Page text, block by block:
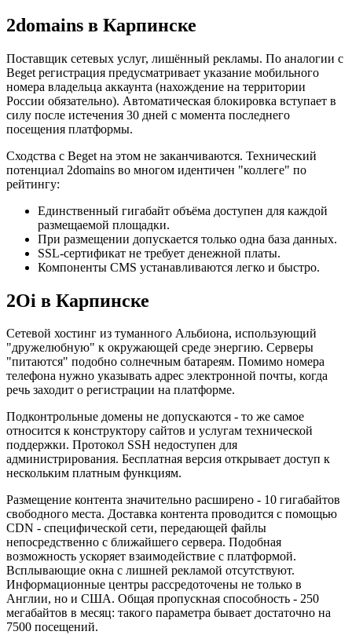
2domains в Карпинске
Поставщик сетевых услуг, лишённый рекламы. По аналогии с
Beget регистрация предусматривает указание мобильного
номера владельца аккаунта (нахождение на территории
России обязательно). Автоматическая блокировка вступает в
силу после истечения 30 дней с момента последнего
посещения платформы.
Сходства с Beget на этом не заканчиваются. Технический
потенциал 2domains во многом идентичен "коллеге" по
рейтингу:
Единственный гигабайт объёма доступен для каждой
размещаемой площадки.
При размещении допускается только одна база данных.
SSL-сертификат не требует денежной платы.
Компоненты CMS устанавливаются легко и быстро.
2Oi в Карпинске
Сетевой хостинг из туманного Альбиона, использующий
"дружелюбную" к окружающей среде энергию. Серверы
"питаются" подобно солнечным батареям. Помимо номера
телефона нужно указывать адрес электронной почты, когда
речь заходит о регистрации на платформе.
Подконтрольные домены не допускаются - то же самое
относится к конструктору сайтов и услугам технической
поддержки. Протокол SSH недоступен для
администрирования. Бесплатная версия открывает доступ к
нескольким платным функциям.
Размещение контента значительно расширено - 10 гигабайтов
свободного места. Доставка контента проводится с помощью
CDN - специфической сети, передающей файлы
непосредственно с ближайшего сервера. Подобная
возможность ускоряет взаимодействие с платформой.
Всплывающие окна с лишней рекламой отсутствуют.
Информационные центры рассредоточены не только в
Англии, но и США. Общая пропускная способность - 250
мегабайтов в месяц: такого параметра бывает достаточно на
7500 посещений.